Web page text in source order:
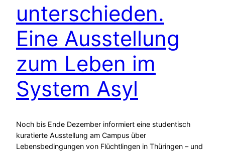
unterschieden.
Eine Ausstellung
zum Leben im
System Asyl
Noch bis Ende Dezember informiert eine studentisch
kuratierte Ausstellung am Campus über
Lebensbedingungen von Flüchtlingen in Thüringen – und